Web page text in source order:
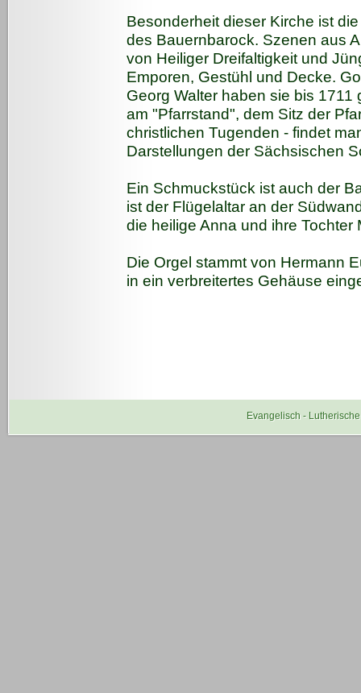
Besonderheit dieser Kirche ist
des Bauernbarock. Szenen aus
von Heiliger Dreifaltigkeit und
Emporen, Gestühl und Decke.
Georg Walter haben sie bis
am "Pfarrstand", dem Sitz der
christlichen Tugenden - findet
Darstellungen der Sächsischen
Ein Schmuckstück ist auch der
ist der Flügelaltar an der
die heilige Anna und ihre Tochter
Die Orgel stammt von Hermann
in ein verbreitertes Gehäuse
Evangelisch -